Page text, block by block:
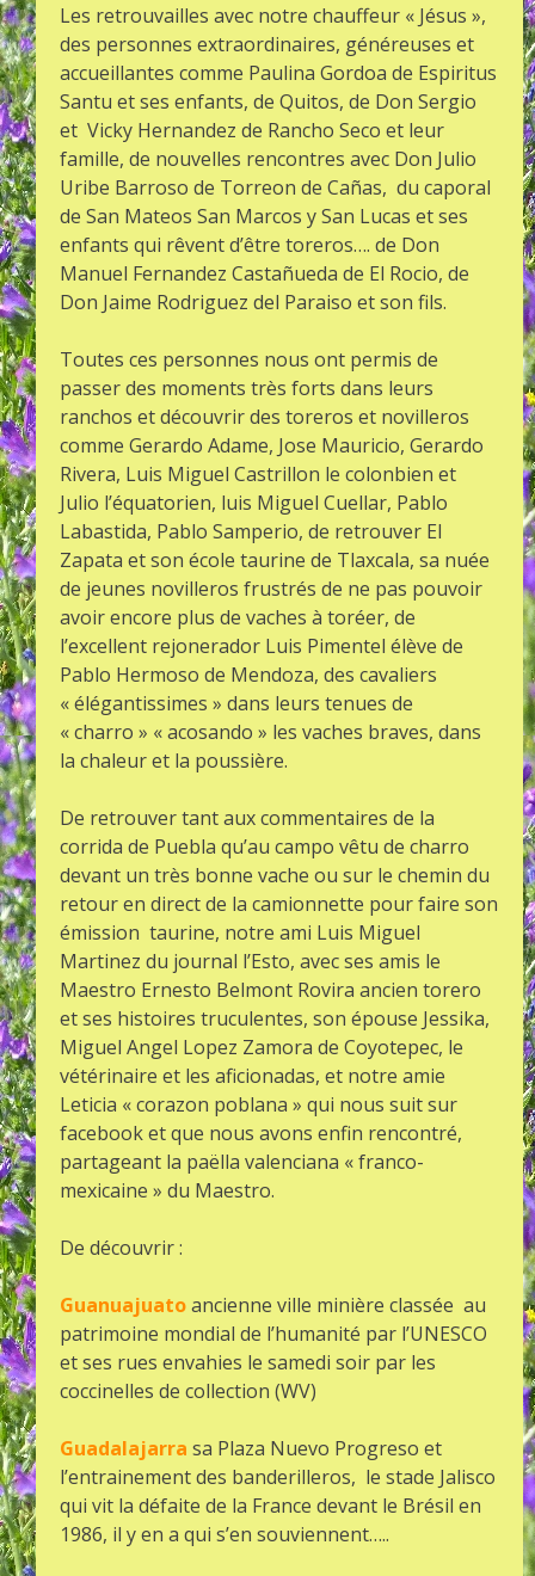
Les retrouvailles avec notre chauffeur « Jésus »,
des personnes extraordinaires, généreuses et
accueillantes comme Paulina Gordoa de Espiritus
Santu et ses enfants, de Quitos, de Don Sergio
et Vicky Hernandez de Rancho Seco et leur
famille, de nouvelles rencontres avec Don Julio
Uribe Barroso de Torreon de Cañas, du caporal
de San Mateos San Marcos y San Lucas et ses
enfants qui rêvent d’être toreros…. de Don
Manuel Fernandez Castañueda de El Rocio, de
Don Jaime Rodriguez del Paraiso et son fils.
Toutes ces personnes nous ont permis de
passer des moments très forts dans leurs
ranchos et découvrir des toreros et novilleros
comme Gerardo Adame, Jose Mauricio, Gerardo
Rivera, Luis Miguel Castrillon le colonbien et
Julio l’équatorien, luis Miguel Cuellar, Pablo
Labastida, Pablo Samperio, de retrouver El
Zapata et son école taurine de Tlaxcala, sa nuée
de jeunes novilleros frustrés de ne pas pouvoir
avoir encore plus de vaches à toréer, de
l’excellent rejonerador Luis Pimentel élève de
Pablo Hermoso de Mendoza, des cavaliers
« élégantissimes » dans leurs tenues de
« charro » « acosando » les vaches braves, dans
la chaleur et la poussière.
De retrouver tant aux commentaires de la
corrida de Puebla qu’au campo vêtu de charro
devant un très bonne vache ou sur le chemin du
retour en direct de la camionnette pour faire son
émission taurine, notre ami Luis Miguel
Martinez du journal l’Esto, avec ses amis le
Maestro Ernesto Belmont Rovira ancien torero
et ses histoires truculentes, son épouse Jessika,
Miguel Angel Lopez Zamora de Coyotepec, le
vétérinaire et les aficionadas, et notre amie
Leticia « corazon poblana » qui nous suit sur
facebook et que nous avons enfin rencontré,
partageant la paëlla valenciana « franco-
mexicaine » du Maestro.
De découvrir :
Guanuajuatoancienne ville minière classée au
patrimoine mondial de l’humanité par l’UNESCO
et ses rues envahies le samedi soir par les
coccinelles de collection (WV)
Guadalajarra sa Plaza Nuevo Progreso et
l’entrainement des banderilleros, le stade Jalisco
qui vit la défaite de la France devant le Brésil en
1986, il y en a qui s’en souviennent…..